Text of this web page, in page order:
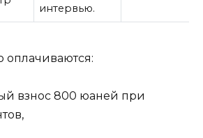
интервью.
оплачиваются:
взнос 800 юаней при